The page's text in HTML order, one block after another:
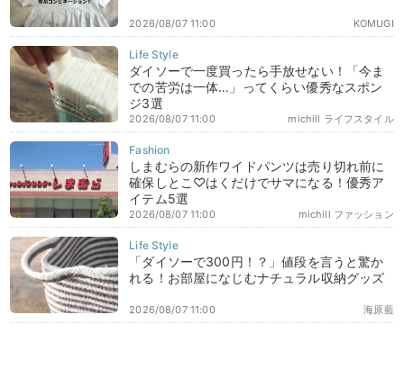
KOMUGI
2026/08/07 11:00
ダイソーで一度買ったら手放せない！「今ま
での苦労は一体…」ってくらい優秀なスポン
ジ3選
michill ライフスタイル
2026/08/07 11:00
しまむらの新作ワイドパンツは売り切れ前に
確保しとこ♡はくだけでサマになる！優秀ア
イテム5選
michill ファッション
2026/08/07 11:00
「ダイソーで300円！？」値段を言うと驚か
れる！お部屋になじむナチュラル収納グッズ
海原藍
2026/08/07 11:00